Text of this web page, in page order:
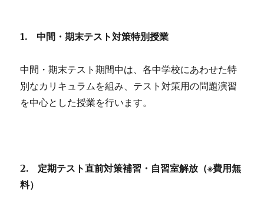
1. 中間・期末テスト対策特別授業
中間・期末テスト期間中は、各中学校にあわせた特
別なカリキュラムを組み、テスト対策用の問題演習
を中心とした授業を行います。
2. 定期テスト直前対策補習・自習室解放（※費用無
料）